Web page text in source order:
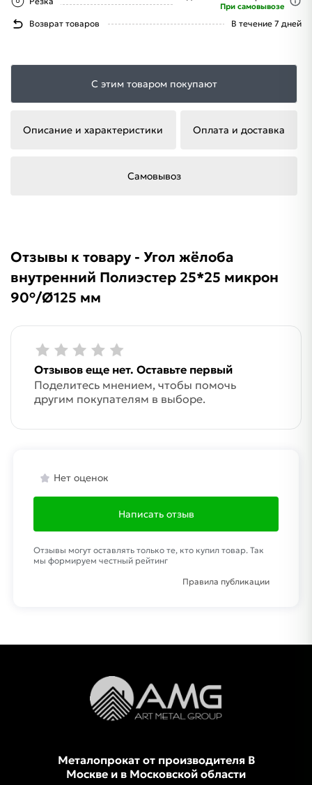
При самовывозе
Возврат товаров В течение 7 дней
С этим товаром покупают
Описание и характеристики Оплата и доставка
Самовывоз
Отзывы к товару - Угол жёлоба
внутренний Полиэстер 25*25 микрон
90°/Ø125 мм
Отзывов еще нет. Оставьте первый
Поделитесь мнением, чтобы помочь
другим покупателям в выборе.
Нет оценок
Написать отзыв
Отзывы могут оставлять только те, кто купил товар. Так
мы формируем честный рейтинг
Правила публикации
Металопрокат от производителя В
Москве и в Московской области